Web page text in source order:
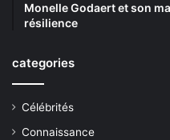
Monelle Godaert et son
résilience
categories
Célébrités
Connaissance